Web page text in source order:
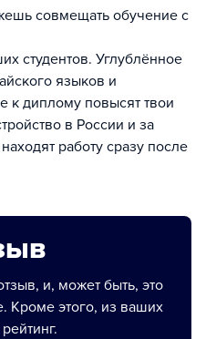
совмещать обучение с
студентов. Углублённое
языков и
к диплому повысят твои
в России и за
работу сразу после
и, может быть, это
Кроме этого, из ваших